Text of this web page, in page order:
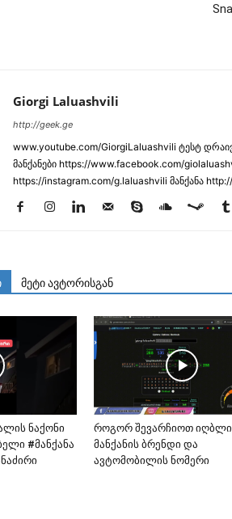
Giorgi Laluashvili
http://geek.ge
www.youtube.com/GiorgiLaluashvili ტესტ
მანქანები https://www.facebook.com/
https://instagram.com/g.laluashvili მანქანა
მეტი ავტორისგან
ნაქონი
#მანქანა
როგორ შევარჩიოთ
მანქანის ბრენდი და
ავტომობილის ნომერი